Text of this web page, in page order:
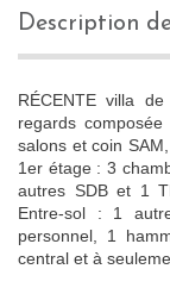
description
RÉCENTE villa
regards
salons et coin
1er étage : 3
autres SDB et 1
Entre-sol : 1
personnel, 1
central et à